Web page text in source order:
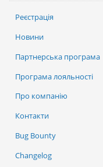
Реєстрація
Новини
Партнерська програма
Програма лояльності
Про компанію
Контакти
Bug Bounty
Changelog